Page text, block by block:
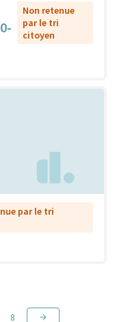
Non retenue
par le tri
citoyen
par le tri
8